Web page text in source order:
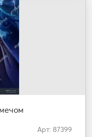
Арт: 87399